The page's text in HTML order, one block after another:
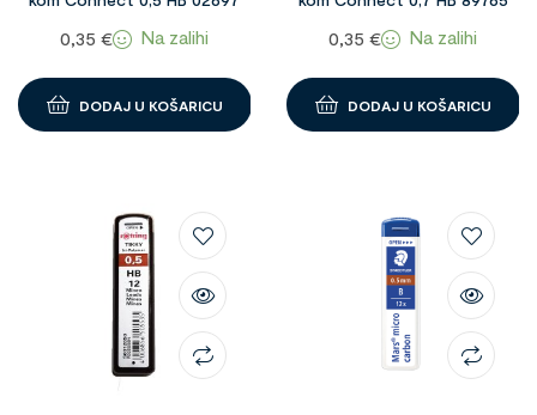
0,35 € Na zalihi
DODAJ U KOŠARICU
0,35 € Na zalihi
DODAJ U KOŠARICU